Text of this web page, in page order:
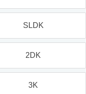
SLDK
2DK
3K